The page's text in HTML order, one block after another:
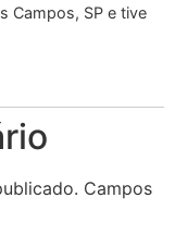
Campos, SP e tive
Campos